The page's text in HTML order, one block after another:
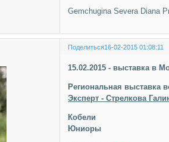
Gemchugina Severa Diana
Поделиться16-02-2015 01:08:11
15.02.2015 - выставка в
Региональная выставка
Эксперт - Стрелкова
Кобели
Юниоры